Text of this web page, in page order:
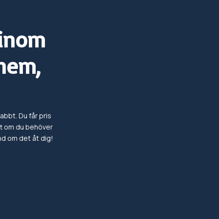
Du får pris
om du behöver
om det åt dig!